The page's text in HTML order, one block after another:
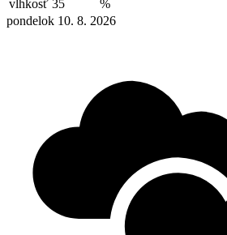
vlhkosť 35
%
pondelok 10. 8. 2026